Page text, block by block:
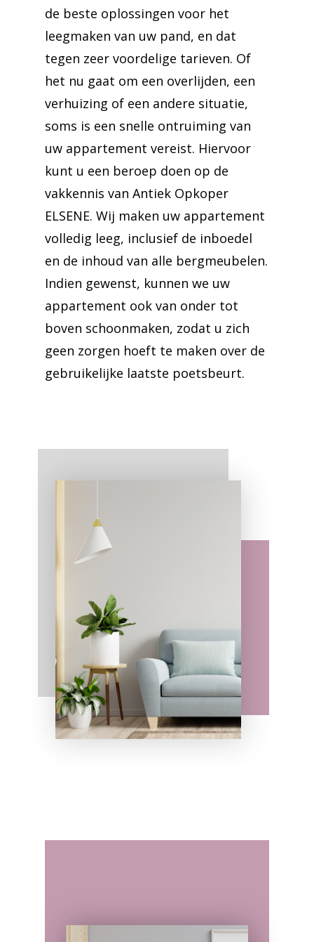
de beste oplossingen voor het
leegmaken van uw pand, en dat
tegen zeer voordelige tarieven. Of
het nu gaat om een overlijden, een
verhuizing of een andere situatie,
soms is een snelle ontruiming van
uw appartement vereist. Hiervoor
kunt u een beroep doen op de
vakkennis van Antiek Opkoper
ELSENE. Wij maken uw appartement
volledig leeg, inclusief de inboedel
en de inhoud van alle bergmeubelen.
Indien gewenst, kunnen we uw
appartement ook van onder tot
boven schoonmaken, zodat u zich
geen zorgen hoeft te maken over de
gebruikelijke laatste poetsbeurt.